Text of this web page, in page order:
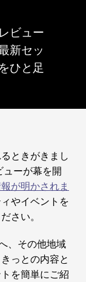
ビュー
新セッ
ひと足
ときがきまし
ューが幕を開
が明かされま
やイベントを
さい。
、その他地域
っとの内容と
を簡単にご紹